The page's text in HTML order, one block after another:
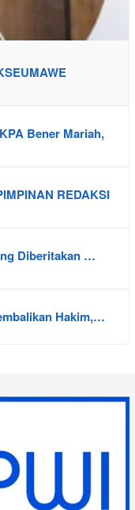
Bener Mariah,
REDAKSI
Diberitakan …
Hakim,…